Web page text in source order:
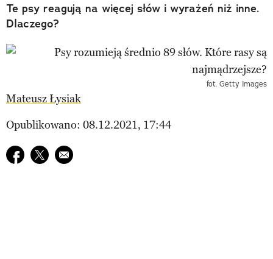
Te psy reagują na więcej słów i wyrażeń niż inne.
Dlaczego?
fot. Getty Images
Mateusz Łysiak
Opublikowano: 08.12.2021, 17:44
Udostępnij na facebook
Udostępnij na twitter
E-mail do przyjaciela